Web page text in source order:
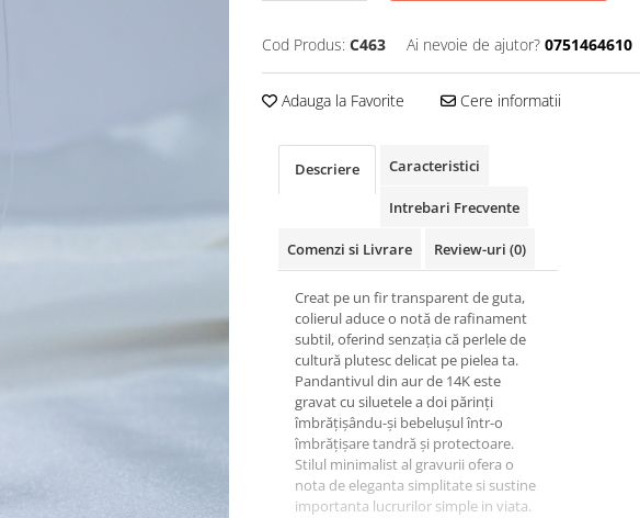
Cod Produs: C463 Ai nevoie de ajutor? 0751464610
Adauga la Favorite Cere informatii
Descriere Caracteristici
Intrebari Frecvente
Comenzi si Livrare Review-uri (0)
Creat pe un fir transparent de guta,
colierul aduce o notă de rafinament
subtil, oferind senzația că perlele de
cultură plutesc delicat pe pielea ta.
Pandantivul din aur de 14K este
gravat cu siluetele a doi părinți
îmbrățișându-și bebelușul într-o
îmbrățișare tandră și protectoare.
Stilul minimalist al gravurii ofera o
nota de eleganta simplitate si sustine
importanta lucrurilor simple in viata.